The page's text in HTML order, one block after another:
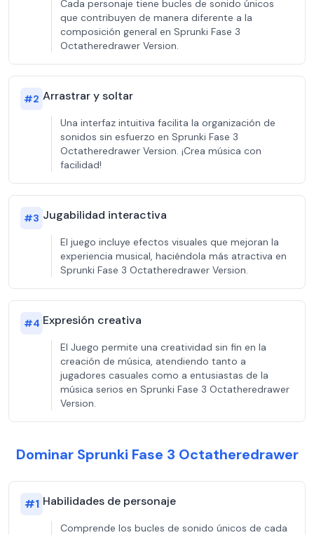
Cada personaje tiene bucles de sonido únicos
que contribuyen de manera diferente a la
composición general en Sprunki Fase 3
Octatheredrawer Version.
#2 Arrastrar y soltar
Una interfaz intuitiva facilita la organización de
sonidos sin esfuerzo en Sprunki Fase 3
Octatheredrawer Version. ¡Crea música con
facilidad!
#3 Jugabilidad interactiva
El juego incluye efectos visuales que mejoran la
experiencia musical, haciéndola más atractiva en
Sprunki Fase 3 Octatheredrawer Version.
#4 Expresión creativa
El Juego permite una creatividad sin fin en la
creación de música, atendiendo tanto a
jugadores casuales como a entusiastas de la
música serios en Sprunki Fase 3 Octatheredrawer
Version.
Dominar Sprunki Fase 3 Octatheredrawer
#1 Habilidades de personaje
Comprende los bucles de sonido únicos de cada